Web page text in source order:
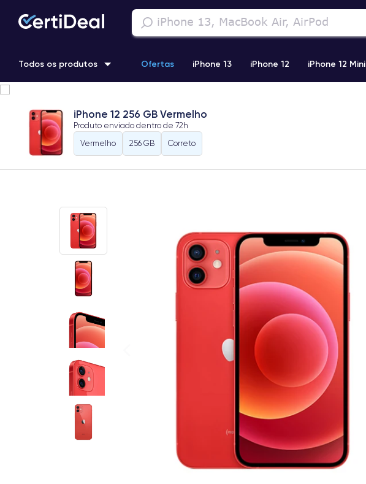
Todos os produtos Ofertas iPhone 13 iPhone 12 iPhone 12 Mini
iPhone 11 Pro
iPhone 12 256 GB Vermelho
Produto enviado dentro de 72h
Vermelho
256 GB Correto